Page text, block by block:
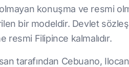
konuşma ve resmi
bir modeldir. Devlet
resmi Filipince kalmalıdır.
tarafından Cebuano,